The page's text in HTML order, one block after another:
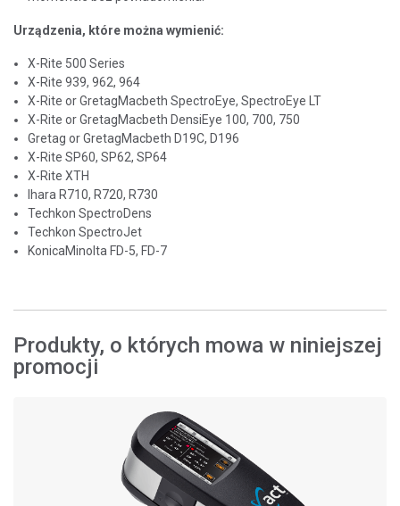
Urządzenia, które można wymienić:
X-Rite 500 Series
X-Rite 939, 962, 964
X-Rite or GretagMacbeth SpectroEye, SpectroEye LT
X-Rite or GretagMacbeth DensiEye 100, 700, 750
Gretag or GretagMacbeth D19C, D196
X-Rite SP60, SP62, SP64
X-Rite XTH
Ihara R710, R720, R730
Techkon SpectroDens
Techkon SpectroJet
KonicaMinolta FD-5, FD-7
Produkty, o których mowa w niniejszej
promocji